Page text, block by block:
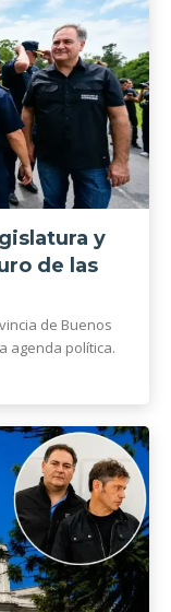
y
de las
de Buenos
agenda política.